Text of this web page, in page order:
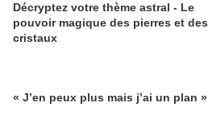
Décryptez votre thème astral - Le
pouvoir magique des pierres et des
cristaux
« J’en peux plus mais j’ai un plan »